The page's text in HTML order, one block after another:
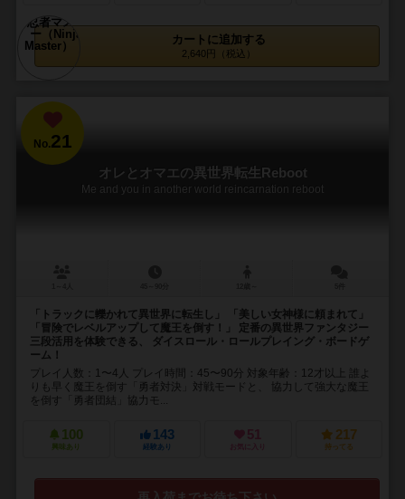
カートに追加する
2,640円（税込）
No.21
オレとオマエの異世界転生Reboot
Me and you in another world reincarnation reboot
「トラックに轢かれて異世界に転生し」 「美しい女神様に頼まれて」
「冒険でレベルアップして魔王を倒す！」 定番の異世界ファンタジー
三段活用を体験できる、 ダイスロール・ロールプレイング・ボードゲ
ーム！
プレイ人数：1〜4人 プレイ時間：45〜90分 対象年齢：12才以上 誰よ
りも早く魔王を倒す「勇者対決」対戦モードと、 協力して強大な魔王
を倒す「勇者団結」協力モ...
100
興味あり
143
経験あり
51
お気に入り
217
持ってる